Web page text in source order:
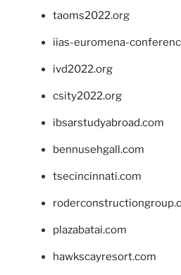
taoms2022.org
iias-euromena-
ivd2022.org
csity2022.org
ibsarstudyabroad.com
bennusehgall.com
tsecincinnati.com
plazabatai.com
hawkscayresort.com